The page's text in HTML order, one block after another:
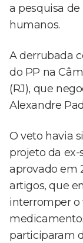
a pesquisa de
humanos.
A derrubada
do PP na
(RJ), que
Alexandre
O veto havia
projeto da ex-
aprovado em
artigos, que
interromper
participaram